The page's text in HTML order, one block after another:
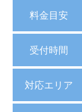
料金目安
受付時間
対応エリア